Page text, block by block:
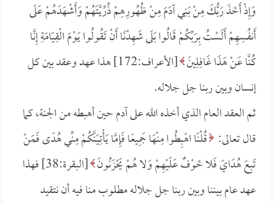
وَإِذْ أَخَذَ رَبُّكَ مِنْ بَنِي آدَمَ مِنْ ظُهُورِهِمْ ذُرِّيَّتَهُمْ وَأَشْهَدَهُمْ عَلَى
أَنفُسِهِمْ أَلَسْتُ بِرَبِّكُمْ قَالُوا بَلَى شَهِدْنَا أَنْ تَقُولُوا يَوْمَ الْقِيَامَةِ إِنَّا
كُنَّا عَنْ هَذَا غَافِلِينَ
[الأعراف:172] هذا عهد وعقد بين كل
إنسان وبين ربنا جل جلاله.
ثم العقد العام الذي أخذه الله على آدم حين أهبطه من الجنة، كما
قال تعالى: قُلْنَا اهْبِطُوا مِنْهَا جَمِيعًا فَإِمَّا يَأْتِيَنَّكُمْ مِنِّي هُدًى فَمَنْ
تَبِعَ هُدَايَ فَلا خَوْفٌ عَلَيْهِمْ وَلا هُمْ يَحْزَنُونَ
[البقرة:38] فهذا
عهد عام بيننا وبين ربنا جل جلاله مطلوب منا فيه أن نتقيد